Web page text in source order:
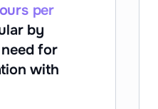
per
by
for
with